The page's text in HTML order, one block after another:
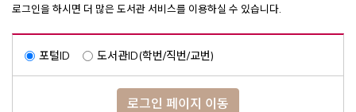
로그인을 하시면 더 많은 도서관 서비스를 이용하실 수 있습니다.
포털ID 도서관ID(학번/직번/교번)
로그인 페이지 이동